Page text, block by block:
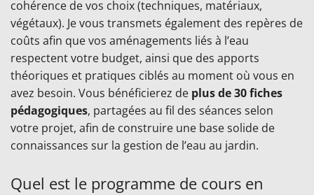
cohérence de vos choix (techniques, matériaux,
végétaux). Je vous transmets également des repères de
coûts afin que vos aménagements liés à l’eau
respectent votre budget, ainsi que des apports
théoriques et pratiques ciblés au moment où vous en
avez besoin. Vous bénéficierez de plus de 30 fiches
pédagogiques, partagées au fil des séances selon
votre projet, afin de construire une base solide de
connaissances sur la gestion de l’eau au jardin.
Quel est le programme de cours en